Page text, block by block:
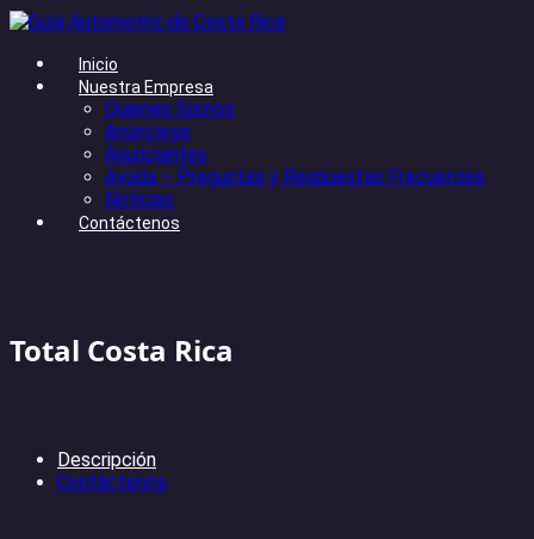
Inicio
Nuestra Empresa
Quienes Somos
Anúnciese
Anunciantes
Ayuda – Preguntas y Respuestas Frecuentes
Noticias
Contáctenos
Total Costa Rica
Descripción
Contáctenos